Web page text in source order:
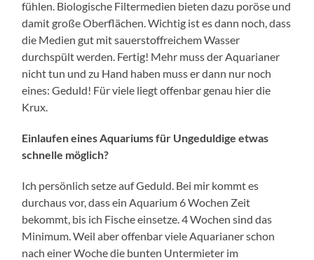
fühlen. Biologische Filtermedien bieten dazu poröse und
damit große Oberflächen. Wichtig ist es dann noch, dass
die Medien gut mit sauerstoffreichem Wasser
durchspült werden. Fertig! Mehr muss der Aquarianer
nicht tun und zu Hand haben muss er dann nur noch
eines: Geduld! Für viele liegt offenbar genau hier die
Krux.
Einlaufen eines Aquariums für Ungeduldige etwas
schnelle möglich?
Ich persönlich setze auf Geduld. Bei mir kommt es
durchaus vor, dass ein Aquarium 6 Wochen Zeit
bekommt, bis ich Fische einsetze. 4 Wochen sind das
Minimum. Weil aber offenbar viele Aquarianer schon
nach einer Woche die bunten Untermieter im